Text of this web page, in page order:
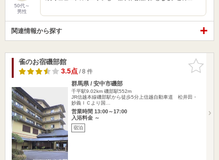
50代～
男性
関連情報から探す
お気に入
りに追加
雀のお宿磯部館
3.5点/ 8 件
群馬県 / 安中市磯部
千平駅9.02km 磯部駅552m
JR信越本線磯部駅から徒歩5分上信越自動車道 松井田・
妙義ＩＣより国…
営業時間 13:00～17:00
入浴料金 ～
宿泊